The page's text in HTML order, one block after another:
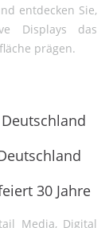
entdecken Sie,
Displays das
prägen.
30 Jahre
Media, Digital